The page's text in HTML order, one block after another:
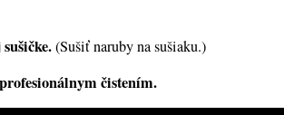
(Sušiť naruby na sušiaku.)
čistením.